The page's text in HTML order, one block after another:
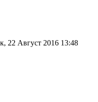
22 Август 2016 13:48